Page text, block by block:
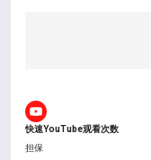
快速YouTube观看次数
担保